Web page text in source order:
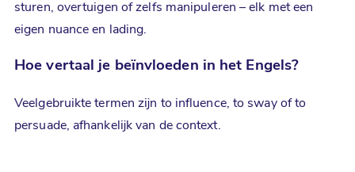
sturen, overtuigen of zelfs manipuleren – elk met een
eigen nuance en lading.
Hoe vertaal je beïnvloeden in het Engels?
Veelgebruikte termen zijn to influence, to sway of to
persuade, afhankelijk van de context.